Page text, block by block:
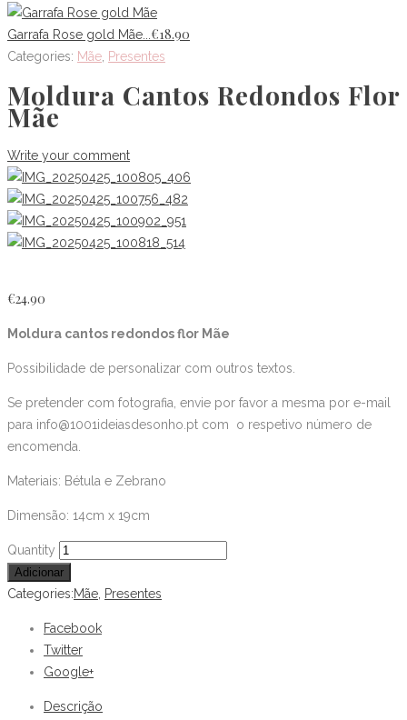
Garrafa Rose gold Mãe... €18.90
Categories: Mãe Presentes
Moldura Cantos Redondos Flor
Mãe
Write your comment
€24.90
Moldura cantos redondos flor Mãe
Possibilidade de personalizar com outros textos.
Se pretender com fotografia, envie por favor a mesma por e-mail
para info@1001ideiasdesonho.pt com o respetivo número de
encomenda.
Materiais: Bétula e Zebrano
Dimensão: 14cm x 19cm
Moldura
cantos
redondos
quantity
Quantity
Adicionar
Categories:Mãe, Presentes
Facebook
Twitter
Google+
Descrição